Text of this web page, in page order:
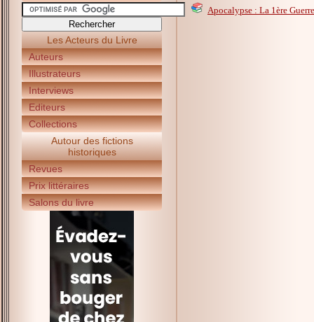
Les Acteurs du Livre
Auteurs
Illustrateurs
Interviews
Editeurs
Collections
Autour des fictions
historiques
Revues
Prix littéraires
Salons du livre
Apocalypse : La 1ère